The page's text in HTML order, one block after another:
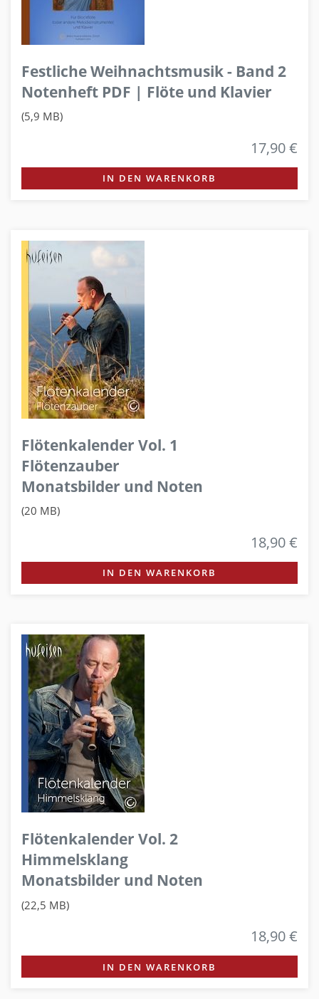
Festliche Weihnachtsmusik - Band 2
Notenheft PDF | Flöte und Klavier
(5,9 MB)
17,90 €
IN DEN WARENKORB
Flötenkalender Vol. 1
Flötenzauber
Monatsbilder und Noten
(20 MB)
18,90 €
IN DEN WARENKORB
Flötenkalender Vol. 2
Himmelsklang
Monatsbilder und Noten
(22,5 MB)
18,90 €
IN DEN WARENKORB